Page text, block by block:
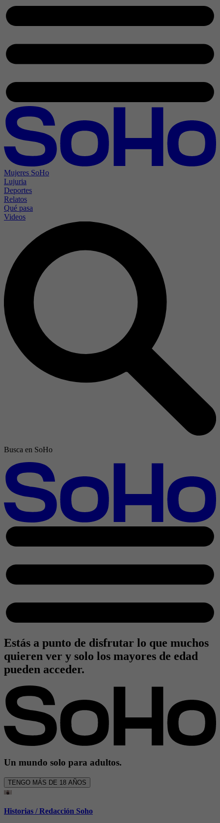
Mujeres SoHo
Lujuria
Deportes
Relatos
Qué pasa
Videos
Busca en SoHo
Estás a punto de disfrutar lo que muchos
quieren ver y solo los mayores de edad
pueden acceder.
Un mundo solo para adultos.
TENGO MÁS DE 18 AÑOS
Historias /Redacción Soho